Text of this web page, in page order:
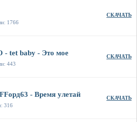
1766
СКАЧАТЬ
- tet baby - Это мое
443
СКАЧАТЬ
- Время улетай
316
СКАЧАТЬ